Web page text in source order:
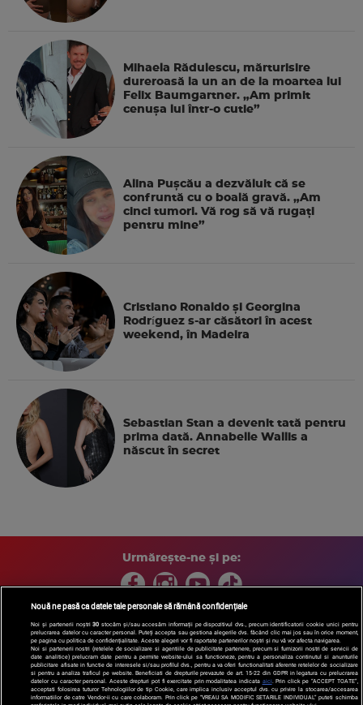
Mihaela Rădulescu, mărturisire
dureroasă la un an de la moartea lui
Felix Baumgartner. „Am primit
cenușa lui într-o cutie”
Alina Pușcău a dezvăluit că se
confruntă cu o boală gravă. „Am
cinci tumori. Vă rog să vă rugați
pentru mine”
Cristiano Ronaldo și Georgina
Rodríguez s-ar căsători în acest
weekend, în Madeira
Sebastian Stan a devenit tată pentru
prima dată. Annabelle Wallis a
născut în secret
Urmărește-ne și pe:
Copyright © 2026 / DIGI ROMANIA S.A.
Arhiva
Comunicate de presă Politica de confidentialitate
Termeni
si conditii
Gestionați preferințele| Contact/Info Codul etic
Nouă ne pasă ca datele tale personale să rămână confidențiale
Noi și partenerii noștri30 stocăm și/sau accesăm informații pe dispozitivul dvs., precum identificatorii cookie unici pentru
prelucrarea datelor cu caracter personal. Puteți accepta sau gestiona alegerile dvs. făcând clic mai jos sau în orice moment,
pe pagina cu politica de confidențialitate. Aceste alegeri vor fi raportate partenerilor noștri și nu vă vor afecta navigarea.
Noi si partenerii nostri (retelele de socializare si agentiile de publicitate partenere, precum si furnizorii nostri de servicii de
date analitice) prelucram date pentru a permite website-ului sa functioneze, pentru a personaliza continutul si anunturile
publicitare afisate in functie de interesele si/sau profilul dvs., pentru a va oferi functionalitati aferente retelelor de socializare
si pentru a analiza traficul pe website. Beneficiati de drepturile prevazute de art. 15-22 din GDPR in legatura cu prelucrarea
datelor cu caracter personal. Aceste drepturi pot fi exercitate prin modalitatea indicata aici. Prin click pe “ACCEPT TOATE”,
acceptati folosirea tuturor Tehnologiilor de tip Cookie, care implica inclusiv acceptul dvs. cu privire la stocarea/accesarea
informatiilor de catre Vendor-ii cu care colaboram. Prin click pe “VREAU SA MODIFIC SETARILE INDIVIDUAL” puteti schimba